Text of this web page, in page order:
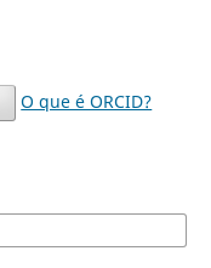
O que é ORCID?